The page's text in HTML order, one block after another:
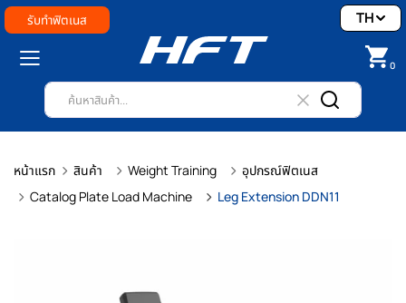
รับทำฟิตเนส
0
TH
หน้าแรก สินค้า Weight Training
อุปกรณ์ฟิตเนส
Catalog Plate Load Machine
Leg Extension DDN11